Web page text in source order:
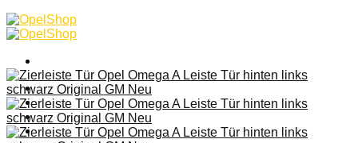
Home
Shop
Teileanfrage
Teileliste